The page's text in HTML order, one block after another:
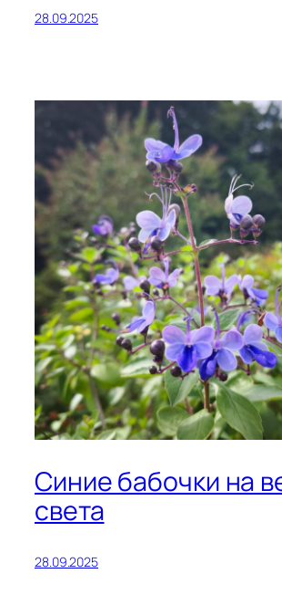
28.09.2025
Синие бабочки на
света
28.09.2025